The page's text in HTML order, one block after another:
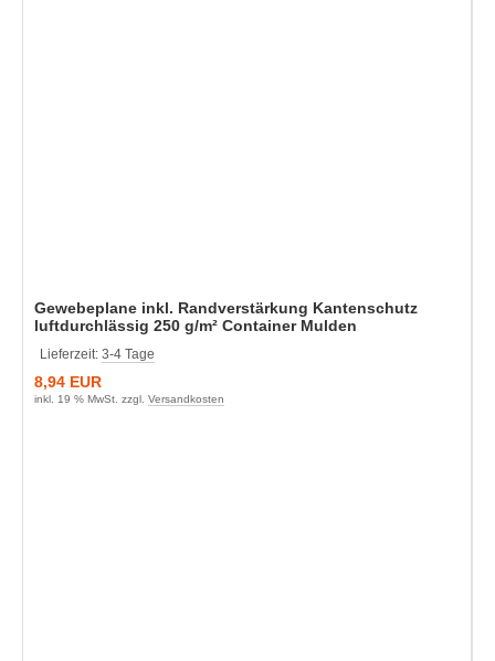
Gewebeplane inkl. Randverstärkung Kantenschutz
luftdurchlässig 250 g/m² Container Mulden
Lieferzeit: 3-4 Tage
8,94 EUR
inkl. 19 % MwSt. zzgl. Versandkosten